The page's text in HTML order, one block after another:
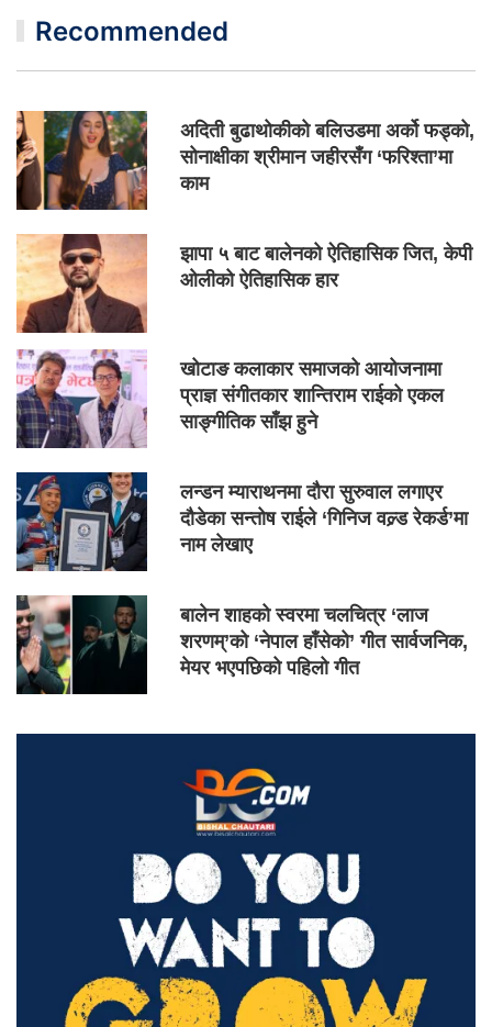
Recommended
अदिती बुढाथोकीको बलिउडमा अर्को फड्को,
सोनाक्षीका श्रीमान जहीरसँग ‘फरिश्ता’मा
काम
झापा ५ बाट बालेनको ऐतिहासिक जित, केपी
ओलीको ऐतिहासिक हार
खोटाङ कलाकार समाजको आयोजनामा
प्राज्ञ संगीतकार शान्तिराम राईको एकल
साङ्गीतिक साँझ हुने
लन्डन म्याराथनमा दौरा सुरुवाल लगाएर
दौडेका सन्तोष राईले ‘गिनिज वल्र्ड रेकर्ड’मा
नाम लेखाए
बालेन शाहको स्वरमा चलचित्र ‘लाज
शरणम्’को ‘नेपाल हाँसेको’ गीत सार्वजनिक,
मेयर भएपछिको पहिलो गीत